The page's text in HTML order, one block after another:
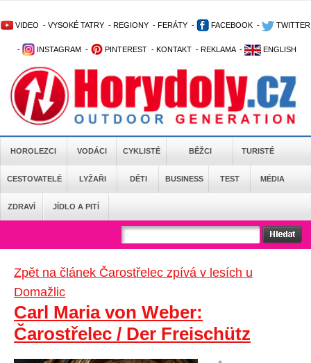
VIDEO - VYSOKÉ TATRY - REGIONY - FERÁTY - FACEBOOK - TWITTER
- INSTAGRAM - PINTEREST - KONTAKT - REKLAMA - ENGLISH
HOROLEZCI VODÁCI CYKLISTÉ BĚŽCI TURISTÉ
CESTOVATELÉ LYŽAŘI DĚTI BUSINESS TEST MÉDIA
ZDRAVÍ JÍDLO A PITÍ
Zpět na článek Čarostřelec zpívá v lesích u
Domažlic
Carl Maria von Weber:
Čarostřelec / Der Freischütz